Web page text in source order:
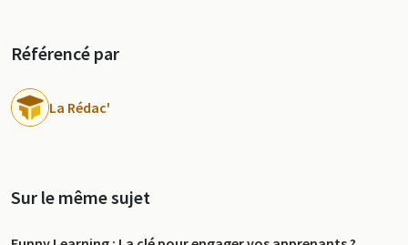
Référencé par
La Rédac'
Sur le même sujet